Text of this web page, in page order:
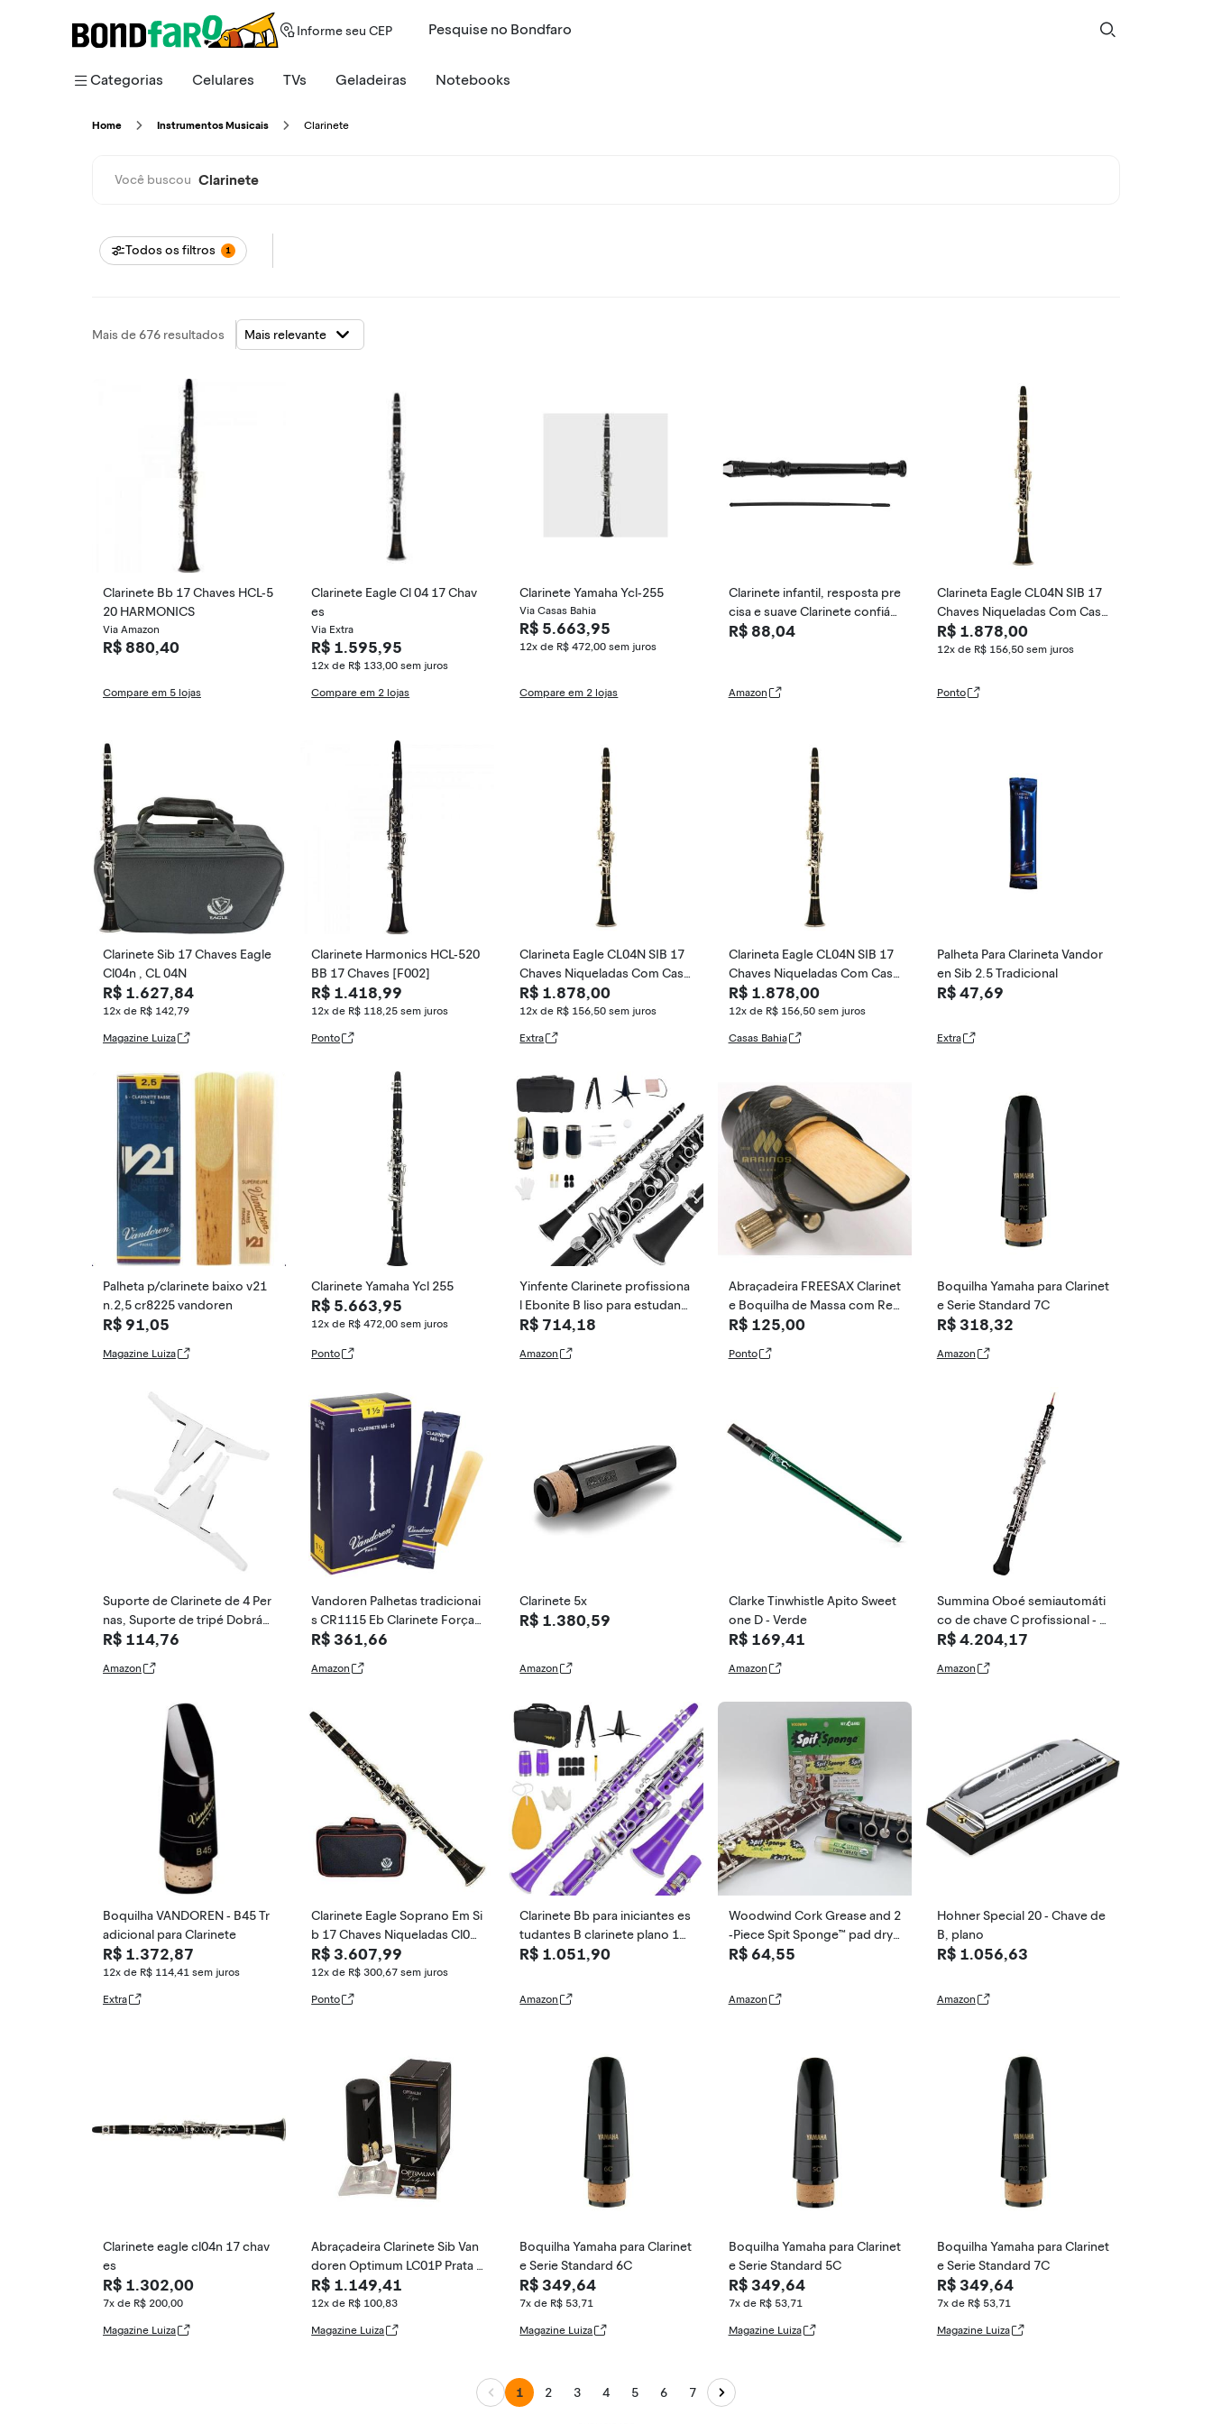
Informe seu CEP
Pesquise
Categorias Celulares TVs Geladeiras Notebooks
Home Instrumentos Musicais Clarinete
Você buscou Clarinete
Todos os filtros 1
Mais de 676 resultados
Clarinete Bb 17 Chaves HCL-5
20 HARMONICS
Via Amazon
R$ 880,40
Compare em 5 lojas
Clarinete Eagle Cl 04 17 Chav
es
Via Extra
R$ 1.595,95
12x de R$ 133,00 sem juros
Compare em 2 lojas
Clarinete Yamaha Ycl-255
Via Casas Bahia
R$ 5.663,95
12x de R$ 472,00 sem juros
Compare em 2 lojas
Clarinete infantil, resposta pre
cisa e suave Clarinete confiáv
el de alto desempenho, conc
R$ 88,04
Amazon
Clarineta Eagle CL04N SIB 17
Chaves Niqueladas Com Case
Super Luxo
R$ 1.878,00
12x de R$ 156,50 sem juros
Ponto
Clarinete Sib 17 Chaves Eagle
Cl04n , CL 04N
R$ 1.627,84
12x de R$ 142,79
Magazine Luiza
Clarinete Harmonics HCL-520
BB 17 Chaves [F002]
R$ 1.418,99
12x de R$ 118,25 sem juros
Ponto
Clarineta Eagle CL04N SIB 17
Chaves Niqueladas Com Case
Super Luxo
R$ 1.878,00
12x de R$ 156,50 sem juros
Extra
Clarineta Eagle CL04N SIB 17
Chaves Niqueladas Com Case
Super Luxo
R$ 1.878,00
12x de R$ 156,50 sem juros
Casas Bahia
Palheta Para Clarineta Vandor
en Sib 2.5 Tradicional
R$ 47,69
Extra
Palheta p/clarinete baixo v21
n.2,5 cr8225 vandoren
R$ 91,05
Magazine Luiza
Clarinete Yamaha Ycl 255
R$ 5.663,95
12x de R$ 472,00 sem juros
Ponto
Yinfente Clarinete profissiona
l Ebonite B liso para estudant
es iniciantes com 2 barris, kit
olha, graxa, luvas
R$ 714,18
Amazon
Abraçadeira FREESAX Clarinet
e Boquilha de Massa com Res
sonador BCL1
R$ 125,00
Ponto
Boquilha Yamaha para Clarinet
e Serie Standard 7C
R$ 318,32
Amazon
Suporte de Clarinete de 4 Per
nas, Suporte de tripé Dobráv
el Destacável Em Plástico ABS
a Flauta de oboé, Clarinete, S
R$ 114,76
Amazon
Vandoren Palhetas tradicionai
s CR1115 Eb Clarinete Força
1,5; caixa com 10
R$ 361,66
Amazon
Clarinete 5x
R$ 1.380,59
Amazon
Clarke Tinwhistle Apito Sweet
one D - Verde
R$ 169,41
Amazon
Summina Oboé semiautomáti
co de chave C profissional - I
nstrumento de sopro de mad
vas, estojo de couro, bolsa d
R$ 4.204,17
Amazon
Boquilha VANDOREN - B45 Tr
adicional para Clarinete
R$ 1.372,87
12x de R$ 114,41 sem juros
Extra
Clarinete Eagle Soprano Em Si
b 17 Chaves Niqueladas Cl04
N
R$ 3.607,99
12x de R$ 300,67 sem juros
Ponto
Clarinete Bb para iniciantes es
tudantes B clarinete plano 17
teclas clarinete com alça de s
mofada luvas brancas (roxo)
R$ 1.051,90
Amazon
Woodwind Cork Grease and 2
-Piece Spit Sponge™ pad drye
r cleaner for clarinet, flute, an
R$ 64,55
Amazon
Hohner Special 20 - Chave de
B, plano
R$ 1.056,63
Amazon
Clarinete eagle cl04n 17 chav
es
R$ 1.302,00
7x de R$ 200,00
Magazine Luiza
Abraçadeira Clarinete Sib Van
doren Optimum LC01P Prata 3
Ress Cód. 559
R$ 1.149,41
12x de R$ 100,83
Magazine Luiza
Boquilha Yamaha para Clarinet
e Serie Standard 6C
R$ 349,64
7x de R$ 53,71
Magazine Luiza
Boquilha Yamaha para Clarinet
e Serie Standard 5C
R$ 349,64
7x de R$ 53,71
Magazine Luiza
Boquilha Yamaha para Clarinet
e Serie Standard 7C
R$ 349,64
7x de R$ 53,71
Magazine Luiza
1 2 3 4 5 6 7